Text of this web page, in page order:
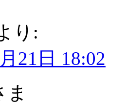
り:
21日 18:02